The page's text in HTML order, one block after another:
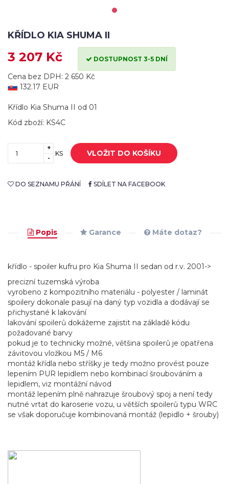
KŘÍDLO KIA SHUMA II
3 207 Kč DOSTUPNOST 3-5 DNÍ
Cena bez DPH: 2 650 Kč
132.17 EUR
Křídlo Kia Shuma II od 01
Kód zboží: KS4C
+
-
KS VLOŽIT DO KOŠÍKU
DO SEZNAMU PŘÁNÍ SDÍLET NA FACEBOOK
Popis Garance Máte dotaz?
křídlo - spoiler kufru pro Kia Shuma II sedan od r.v. 2001->
precizní tuzemská výroba
vyrobeno z kompozitního materiálu - polyester / laminát
spoilery dokonale pasují na daný typ vozidla a dodávají se
přichystané k lakování
lakování spoilerů dokážeme zajistit na základě kódu
požadované barvy
pokud je to technicky možné, většina spoilerů je opatřena
závitovou vložkou M5 / M6
montáž křídla nebo stříšky je tedy možno provést pouze
lepením PUR lepidlem nebo kombinací šroubováním a
lepidlem, viz montážní návod
montáž lepením plně nahrazuje šroubový spoj a není tedy
nutné vrtat do karoserie vozu, u větších spoilerů typu WRC
se však doporučuje kombinovaná montáž (lepidlo + šrouby)